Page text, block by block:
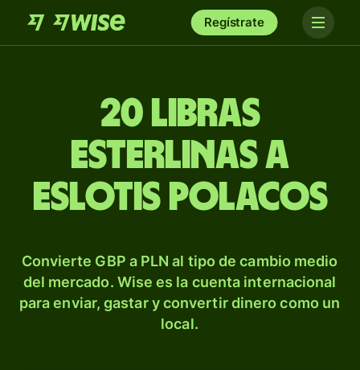
Regístrate
20 libras
esterlinas a
eslotis polacos
Convierte GBP a PLN al tipo de cambio medio
del mercado. Wise es la cuenta internacional
para enviar, gastar y convertir dinero como un
local.